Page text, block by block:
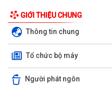
GIỚI THIỆU CHUNG
Thông tin chung
Tổ chức bộ máy
Người phát ngôn